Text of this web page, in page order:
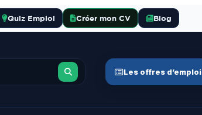
Quiz Emploi Créer mon CV Blog
Les offres d’emploi